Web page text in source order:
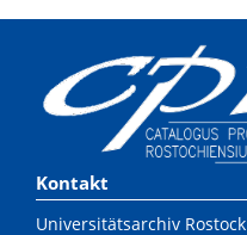
Kontakt
Universitätsarchiv Rostock